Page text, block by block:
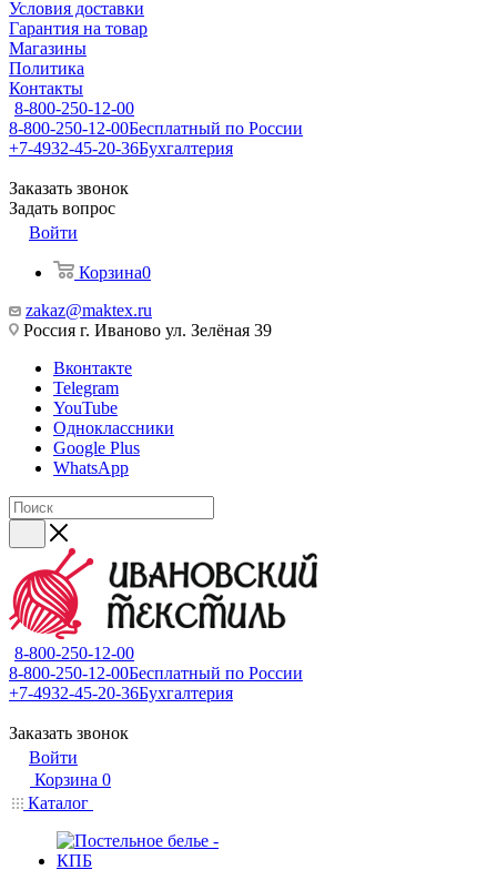
Условия доставки
Гарантия на товар
Магазины
Политика
Контакты
8-800-250-12-00
8-800-250-12-00Бесплатный по России
+7-4932-45-20-36Бухгалтерия
Заказать звонок
Задать вопрос
Войти
Корзина0
zakaz@maktex.ru
Россия г. Иваново ул. Зелёная 39
Вконтакте
Telegram
YouTube
Одноклассники
Google Plus
WhatsApp
8-800-250-12-00
8-800-250-12-00Бесплатный по России
+7-4932-45-20-36Бухгалтерия
Заказать звонок
Войти
Корзина 0
Каталог